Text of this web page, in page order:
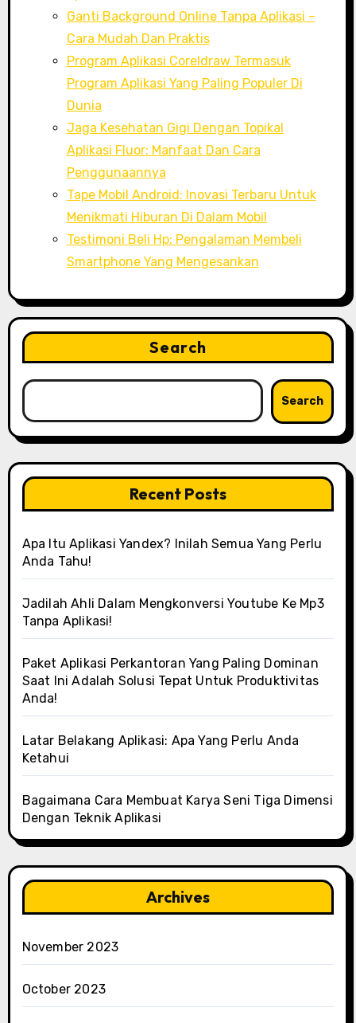
Ganti Background Online Tanpa Aplikasi –
Cara Mudah Dan Praktis
Program Aplikasi Coreldraw Termasuk
Program Aplikasi Yang Paling Populer Di
Dunia
Jaga Kesehatan Gigi Dengan Topikal
Aplikasi Fluor: Manfaat Dan Cara
Penggunaannya
Tape Mobil Android: Inovasi Terbaru Untuk
Menikmati Hiburan Di Dalam Mobil
Testimoni Beli Hp: Pengalaman Membeli
Smartphone Yang Mengesankan
Search
Search
Recent Posts
Apa Itu Aplikasi Yandex? Inilah Semua Yang Perlu
Anda Tahu!
Jadilah Ahli Dalam Mengkonversi Youtube Ke Mp3
Tanpa Aplikasi!
Paket Aplikasi Perkantoran Yang Paling Dominan
Saat Ini Adalah Solusi Tepat Untuk Produktivitas
Anda!
Latar Belakang Aplikasi: Apa Yang Perlu Anda
Ketahui
Bagaimana Cara Membuat Karya Seni Tiga Dimensi
Dengan Teknik Aplikasi
Archives
November 2023
October 2023